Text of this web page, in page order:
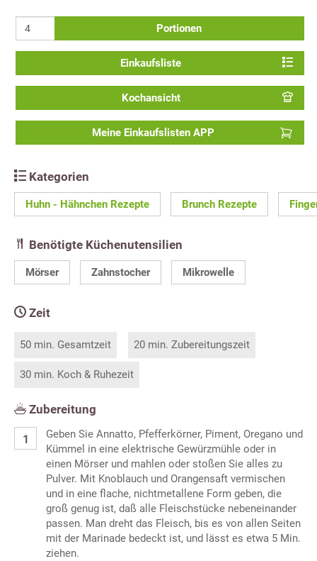
Portionen
Einkaufsliste
Kochansicht
Meine Einkaufslisten APP
Kategorien
Huhn - Hähnchen Rezepte Brunch Rezepte
Benötigte Küchenutensilien
Mörser Zahnstocher Mikrowelle
Zeit
50 min. Gesamtzeit 20 min. Zubereitungszeit
30 min. Koch & Ruhezeit
Zubereitung
Geben Sie Annatto, Pfefferkörner, Piment, Oregano und
Kümmel in eine elektrische Gewürzmühle oder in
einen Mörser und mahlen oder stoßen Sie alles zu
Pulver. Mit Knoblauch und Orangensaft vermischen
und in eine flache, nichtmetallene Form geben, die
groß genug ist, daß alle Fleischstücke nebeneinander
passen. Man dreht das Fleisch, bis es von allen Seiten
mit der Marinade bedeckt ist, und lässt es etwa 5 Min.
ziehen.